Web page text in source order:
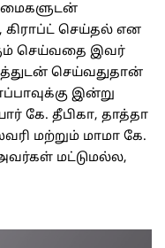
கிராப்ட் செய்தல் என
செய்வதை இவர்
செய்வதுதான்
இன்று
கே. தீபிகா, தாத்தா
மற்றும் மாமா கே.
மட்டுமல்ல,